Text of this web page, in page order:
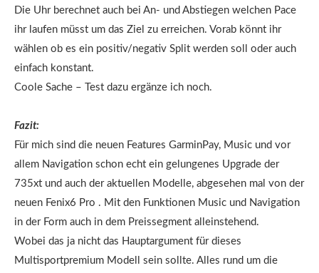
Die Uhr berechnet auch bei An- und Abstiegen welchen Pace
ihr laufen müsst um das Ziel zu erreichen. Vorab könnt ihr
wählen ob es ein positiv/negativ Split werden soll oder auch
einfach konstant.
Coole Sache – Test dazu ergänze ich noch.
Fazit:
Für mich sind die neuen Features GarminPay, Music und vor
allem Navigation schon echt ein gelungenes Upgrade der
735xt und auch der aktuellen Modelle, abgesehen mal von der
neuen Fenix6 Pro . Mit den Funktionen Music und Navigation
in der Form auch in dem Preissegment alleinstehend.
Wobei das ja nicht das Hauptargument für dieses
Multisportpremium Modell sein sollte. Alles rund um die